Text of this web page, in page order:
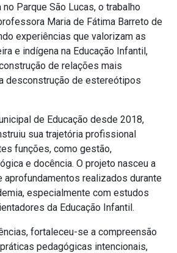
no Parque São Lucas, o trabalho
Maria de Fátima Barreto de
experiências que valorizam as
e indígena na Educação Infantil,
de relações mais
desconstrução de estereótipos
de Educação desde 2018,
sua trajetória profissional
funções, como gestão,
e docência. O projeto nasceu a
aprofundamentos realizados durante
especialmente com estudos
da Educação Infantil.
fortaleceu-se a compreensão
pedagógicas intencionais,